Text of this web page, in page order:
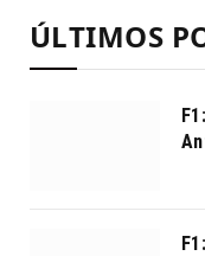
ÚLTIMOS